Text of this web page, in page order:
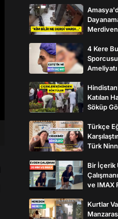
4 Kere
Ameliyatı
Katılan
Söküp
Türkçe
Türk
Bir İçerik
ve IMAX
Kurtlar